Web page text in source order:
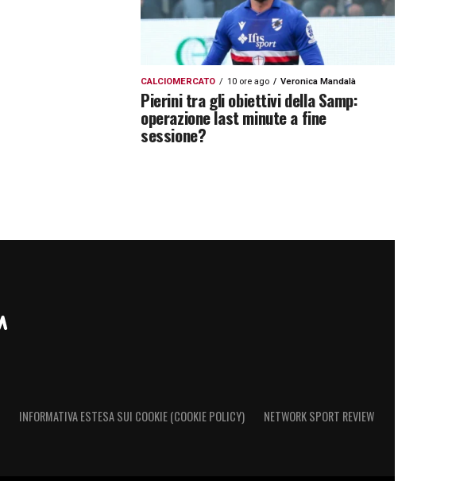
CALCIOMERCATO 10 ore ago Veronica Mandalà
Pierini tra gli obiettivi della Samp:
operazione last minute a fine
sessione?
INFORMATIVA ESTESA SUI COOKIE (COOKIE POLICY) NETWORK SPORT REVIEW